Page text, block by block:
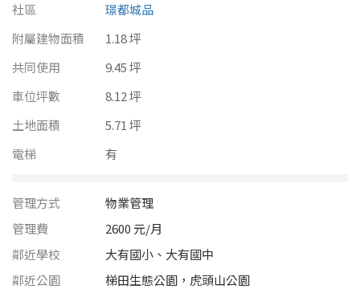
雲林縣
嘉義市
嘉義縣
高雄市
屏東縣
坪數
不拘
40~50 坪
80坪以上
~
社區
璟都城品
附屬建物面積
1.18 坪
共同使用
9.45 坪
車位坪數
8.12 坪
土地面積
5.71 坪
電梯
有
管理方式
物業管理
管理費
2600 元/月
鄰近學校
大有國小、大有國中
鄰近公園
梯田生態公園，虎頭山公園